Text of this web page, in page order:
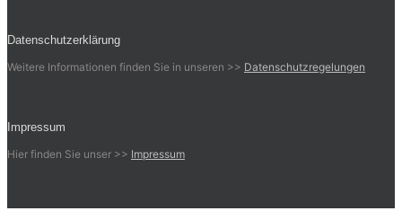
Datenschutzerklärung
Weitere Informationen finden Sie in unseren >> Datenschutzregelungen
Impressum
Hier finden Sie unser >> Impressum